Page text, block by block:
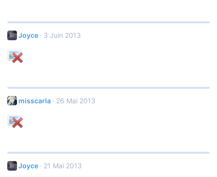
Joyce 3 Juin 2013
misscarla 26 Mai 2013
Joyce 21 Mai 2013